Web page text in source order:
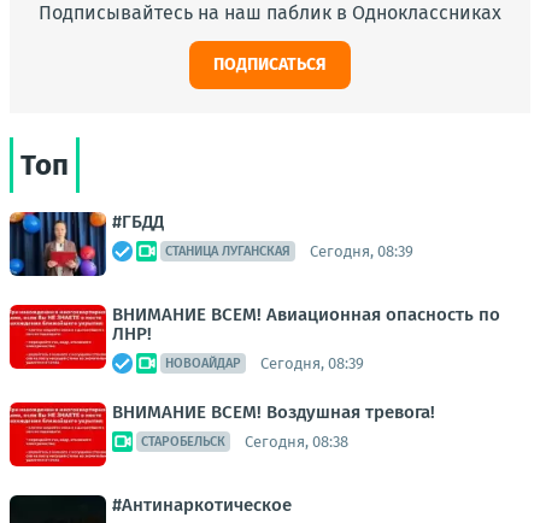
Подписывайтесь на наш паблик в Одноклассниках
ПОДПИСАТЬСЯ
Топ
#ГБДД
СТАНИЦА ЛУГАНСКАЯ Сегодня, 08:39
ВНИМАНИЕ ВСЕМ! Авиационная опасность по
ЛНР!
НОВОАЙДАР Сегодня, 08:39
ВНИМАНИЕ ВСЕМ! Воздушная тревога!
СТАРОБЕЛЬСК Сегодня, 08:38
#Антинаркотическое